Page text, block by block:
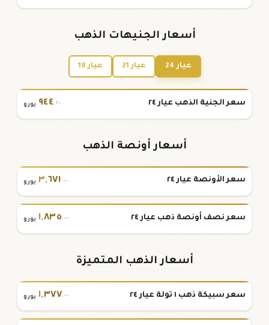
أسعار الجنيهات الذهب
عيار 24 عيار 21 عيار 18
سعر الجنية الذهب عيار ٢٤ ٩٤٤.٢٠ يورو
أسعار أونصة الذهب
سعر الأونصة عيار ٢٤ ٣,٦٧١.٠٠ يورو
سعر نصف أونصة ذهب عيار ٢٤ ١,٨٣٥.٠٠ يورو
أسعار الذهب المتميزة
سعر سبيكة ذهب ١ تولة عيار ٢٤ ١,٣٧٧.٠٠ يورو